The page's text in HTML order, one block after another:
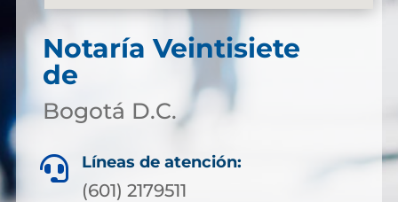
Notaría Veintisiete
de
Bogotá D.C.
 Líneas de atención:
(601) 2179511